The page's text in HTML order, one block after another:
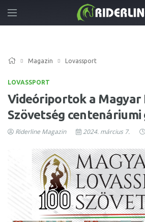
Magazin Lovassport
LOVASSPORT
Videóriportok a Magyar
Szövetség
Riderline Magazin 2024. március 7.